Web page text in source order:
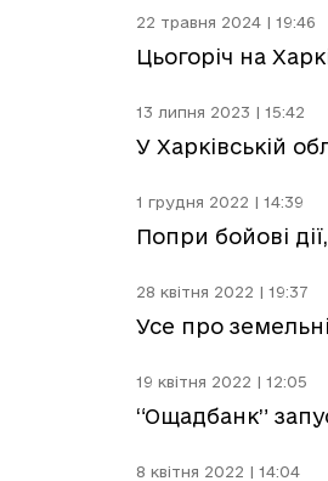
22 травня 2024 | 19:46
Цьогоріч на
13 липня 2023 | 15:42
У Харківській
1 грудня 2022 | 14:39
Попри бойові
28 квітня 2022 | 19:37
Усе про
19 квітня 2022 | 12:05
“Ощадбанк”
8 квітня 2022 | 14:04